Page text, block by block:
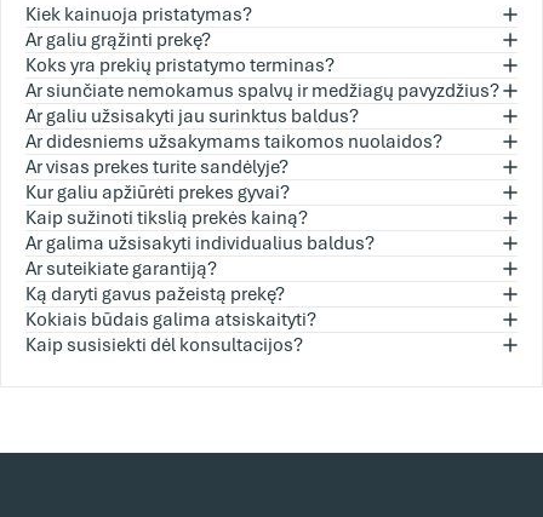
Kiek kainuoja pristatymas?
Ar galiu grąžinti prekę?
Koks yra prekių pristatymo terminas?
Ar siunčiate nemokamus spalvų ir medžiagų pavyzdžius?
Ar galiu užsisakyti jau surinktus baldus?
Ar didesniems užsakymams taikomos nuolaidos?
Ar visas prekes turite sandėlyje?
Kur galiu apžiūrėti prekes gyvai?
Kaip sužinoti tikslią prekės kainą?
Ar galima užsisakyti individualius baldus?
Ar suteikiate garantiją?
Ką daryti gavus pažeistą prekę?
Kokiais būdais galima atsiskaityti?
Kaip susisiekti dėl konsultacijos?